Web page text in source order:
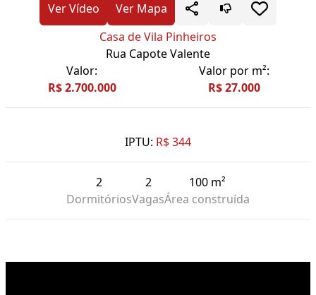
Ver Vídeo
Ver Mapa
Casa de Vila Pinheiros
Rua Capote Valente
Valor:
R$ 2.700.000
Valor por m²:
R$ 27.000
IPTU: R$ 344
2
Dormitórios
2
Vagas
100 m²
Área construída